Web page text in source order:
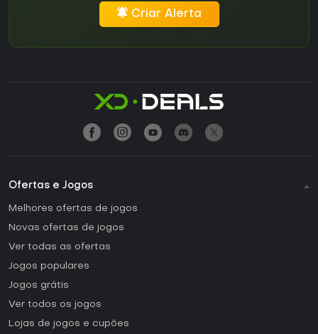
Criar Alerta
Ofertas e Jogos
Melhores ofertas de jogos
Novas ofertas de jogos
Ver todas as ofertas
Jogos populares
Jogos grátis
Ver todos os jogos
Lojas de jogos e cupões